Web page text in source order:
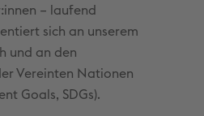
– laufend
sich an unserem
und an den
Vereinten Nationen
Goals, SDGs).